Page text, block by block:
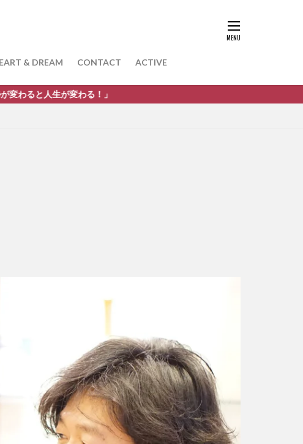
& DREAM CONTACT ACTIVE
る！」